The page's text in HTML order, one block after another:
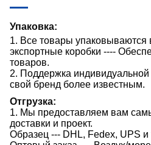
Упаковка:
1. Все товары
экспортные коробки ----
товаров.
2. Поддержка
свой бренд более известным.
Отгрузка:
1. Мы предоставляем вам
доставки и проект.
Образец --- DHL, Fedex, UPS и